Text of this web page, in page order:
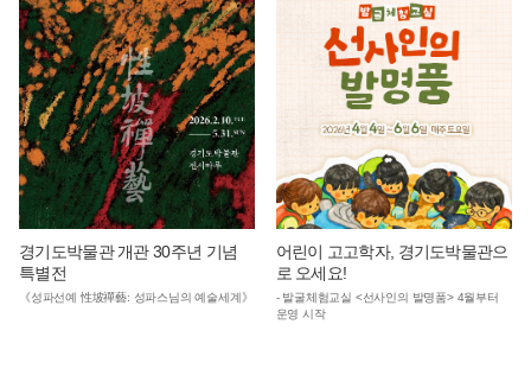
경기도박물관 개관 30주년 기념
특별전
《성파선예 性坡禪藝: 성파스님의 예술세계》
어린이 고고학자, 경기도박물관으
로 오세요!
- 발굴체험교실 <선사인의 발명품> 4월부터
운영 시작